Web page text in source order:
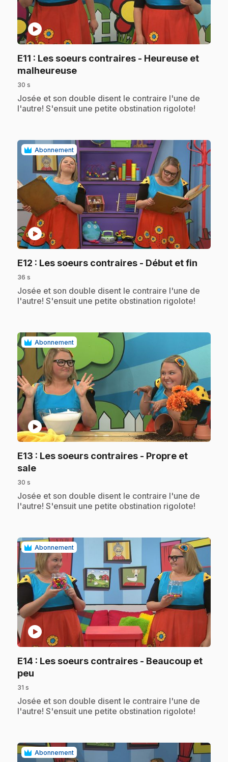
play_circle
E11 : Les soeurs contraires - Heureuse et
malheureuse.
30 s
.Josée et son double disent le contraire l'une de
l'autre! S'ensuit une petite obstination rigolote!
Abonnement
play_circle
E12 : Les soeurs contraires - Début et fin
36 s
.Josée et son double disent le contraire l'une de
l'autre! S'ensuit une petite obstination rigolote!
Abonnement
play_circle
E13 : Les soeurs contraires - Propre et
sale.
30 s
.Josée et son double disent le contraire l'une de
l'autre! S'ensuit une petite obstination rigolote!
Abonnement
play_circle
E14 : Les soeurs contraires - Beaucoup et
peu
31 s
.Josée et son double disent le contraire l'une de
l'autre! S'ensuit une petite obstination rigolote!
Abonnement